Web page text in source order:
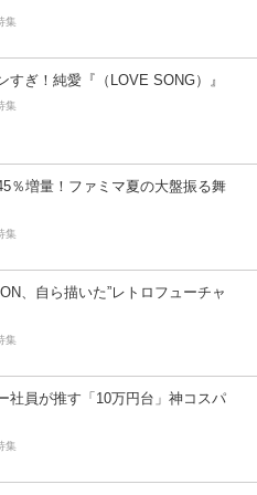
集
すぎ！純愛『（LOVE SONG）』
集
％増量！ファミマ夏の大盤振る舞
集
、自ら描いた”レトロフューチャ
集
社員が推す「10万円台」神コスパ
集